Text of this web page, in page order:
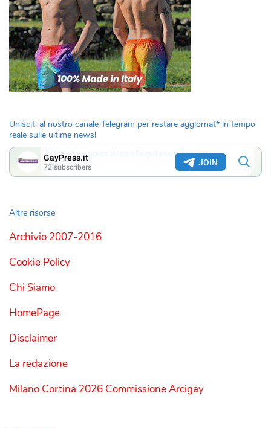
Unisciti al nostro canale Telegram per restare aggiornat* in tempo
reale sulle ultime news!
Altre risorse
Archivio 2007-2016
Cookie Policy
Chi Siamo
HomePage
Disclaimer
La redazione
Milano Cortina 2026 Commissione Arcigay